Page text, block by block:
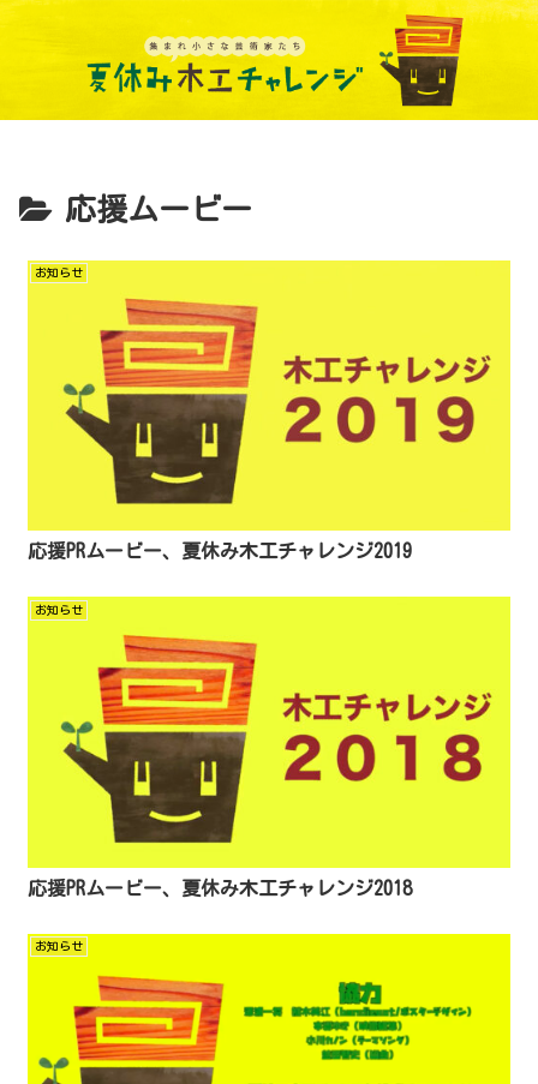
応援ムービー
お知らせ
応援PRムービー、夏休み木工チャレンジ2019
お知らせ
応援PRムービー、夏休み木工チャレンジ2018
お知らせ